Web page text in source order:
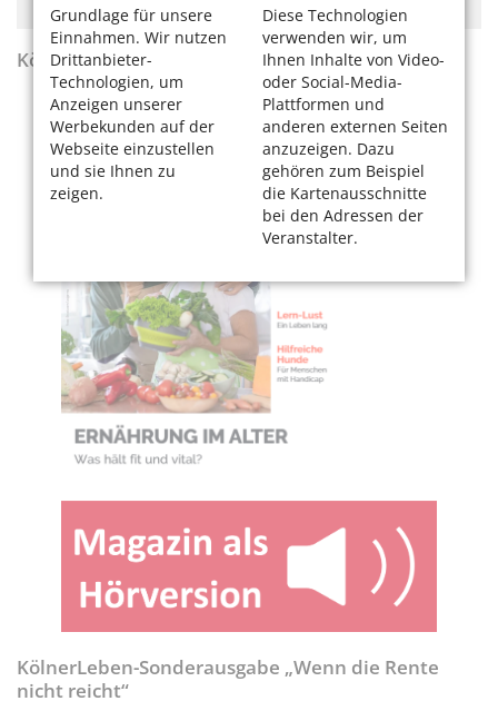
Grundlage für unsere
Einnahmen. Wir nutzen
Drittanbieter-
Technologien, um
Anzeigen unserer
Werbekunden auf der
Webseite einzustellen
und sie Ihnen zu
zeigen.
Diese Technologien
verwenden wir, um
Ihnen Inhalte von Video-
oder Social-Media-
Plattformen und
anderen externen Seiten
anzuzeigen. Dazu
gehören zum Beispiel
die Kartenausschnitte
bei den Adressen der
Veranstalter.
KölnerLeben Sommer 2026
KölnerLeben-Sonderausgabe „Wenn die Rente
nicht reicht“